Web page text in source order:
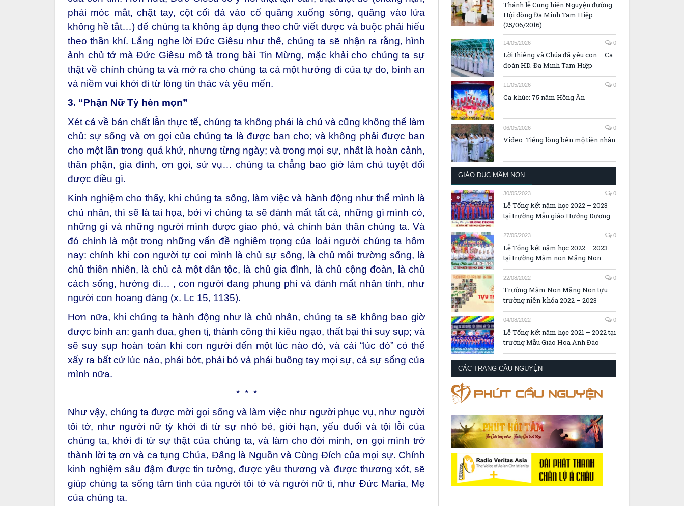
phải móc mắt, chặt tay, cột cối đá vào cổ quăng xuống sông, quăng vào lửa
không hề tắt…) để chúng ta không áp dụng theo chữ viết được và buộc phải hiểu
theo thần khí. Lắng nghe lời Đức Giêsu như thế, chúng ta sẽ nhận ra rằng, hình
ảnh chủ tớ mà Đức Giêsu mô tả trong bài Tin Mừng, mặc khải cho chúng ta sự
thật về chính chúng ta và mở ra cho chúng ta cả một hướng đi của tự do, bình an
và niềm vui khởi đi từ lòng tín thác và yêu mến.
3. “Phận Nữ Tỳ hèn mọn”
Xét cả về bản chất lẫn thực tế, chúng ta không phải là chủ và cũng không thể làm
chủ: sự sống và ơn gọi của chúng ta là được ban cho; và không phải được ban
cho một lần trong quá khứ, nhưng từng ngày; và trong mọi sự, nhất là hoàn cảnh,
thân phận, gia đình, ơn gọi, sứ vụ… chúng ta chẳng bao giờ làm chủ tuyệt đối
được điều gì.
Kinh nghiệm cho thấy, khi chúng ta sống, làm việc và hành động như thể mình là
chủ nhân, thì sẽ là tai họa, bởi vì chúng ta sẽ đánh mất tất cả, những gì mình có,
những gì và những người mình được giao phó, và chính bản thân chúng ta. Và
đó chính là một trong những vấn đề nghiêm trọng của loài người chúng ta hôm
nay: chính khi con người tự coi mình là chủ sự sống, là chủ môi trường sống, là
chủ thiên nhiên, là chủ cả một dân tộc, là chủ gia đình, là chủ cộng đoàn, là chủ
cách sống, hướng đi… , con người đang phung phí và đánh mất nhân tính, như
người con hoang đàng (x. Lc 15, 1135).
Hơn nữa, khi chúng ta hành động như là chủ nhân, chúng ta sẽ không bao giờ
được bình an: ganh đua, ghen tị, thành công thì kiêu ngạo, thất bại thì suy sụp; và
sẽ suy sụp hoàn toàn khi con người đến một lúc nào đó, và cái “lúc đó” có thể
xẩy ra bất cứ lúc nào, phải bớt, phải bỏ và phải buông tay mọi sự, cả sự sống của
mình nữa.
* * *
Như vậy, chúng ta được mời gọi sống và làm việc như người phục vụ, như người
tôi tớ, như người nữ tỳ khởi đi từ sự nhỏ bé, giới hạn, yếu đuối và tội lỗi của
chúng ta, khởi đi từ sự thật của chúng ta, và làm cho đời mình, ơn gọi mình trở
thành lời tạ ơn và ca tụng Chúa, Đấng là Nguồn và Cùng Đích của mọi sự. Chính
kinh nghiệm sâu đậm được tin tưởng, được yêu thương và được thương xót, sẽ
giúp chúng ta sống tâm tình của người tôi tớ và người nữ tì, như Đức Maria, Mẹ
của chúng ta.
Thánh lễ Cung hiến Nguyện đường
Hội dòng Đa Minh Tam Hiệp
(25/06/2016)
14/05/2026 0
Lời thiêng và Chúa đã yêu con – Ca
đoàn HD. Đa Minh Tam Hiệp
11/05/2026 0
Ca khúc: 75 năm Hồng Ân
06/05/2026 0
Video: Tiếng lòng bên mộ tiền nhân
GIÁO DỤC MẦM NON
30/05/2023 0
Lễ Tổng kết năm học 2022 – 2023
tại trường Mẫu giáo Hướng Dương
27/05/2023 0
Lễ Tổng kết năm học 2022 – 2023
tại trường Mầm non Măng Non
22/08/2022 0
Trường Mầm Non Măng Non tựu
trường niên khóa 2022 – 2023
04/08/2022 0
Lễ Tổng kết năm học 2021 – 2022 tại
trường Mẫu Giáo Hoa Anh Đào
CÁC TRANG CẦU NGUYỆN